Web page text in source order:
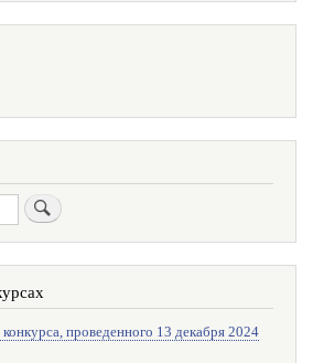
конкурса, проведенного 13 декабря 2024